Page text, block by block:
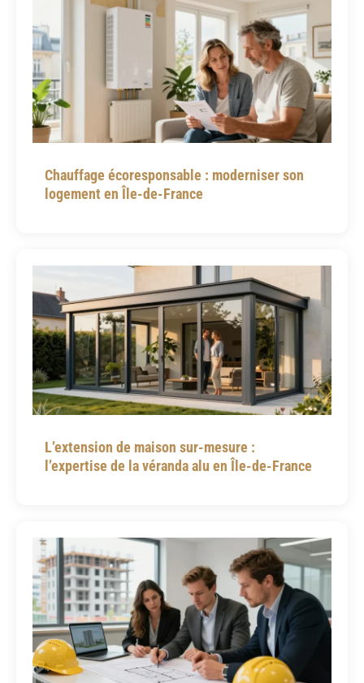
Chauffage écoresponsable : moderniser son
logement en Île-de-France
L’extension de maison sur-mesure :
l’expertise de la véranda alu en Île-de-France